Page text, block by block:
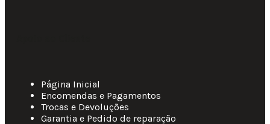
Página Inicial
Encomendas e Pagamentos
Trocas e Devoluções
Garantia e Pedido de reparação